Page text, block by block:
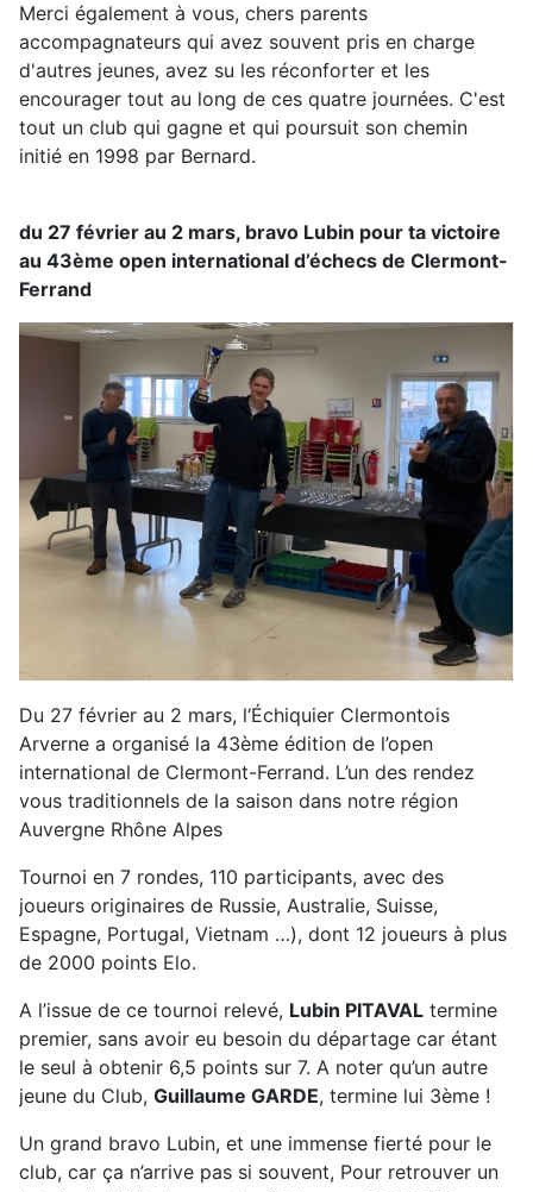
Merci également à vous, chers parents
accompagnateurs qui avez souvent pris en charge
d'autres jeunes, avez su les réconforter et les
encourager tout au long de ces quatre journées. C'est
tout un club qui gagne et qui poursuit son chemin
initié en 1998 par Bernard.
du 27 février au 2 mars, bravo Lubin pour ta victoire
au 43ème open international d’échecs de Clermont-
Ferrand
Du 27 février au 2 mars, l‘Échiquier Clermontois
Arverne a organisé la 43ème édition de l’open
international de Clermont-Ferrand. L’un des rendez
vous traditionnels de la saison dans notre région
Auvergne Rhône Alpes
Tournoi en 7 rondes, 110 participants, avec des
joueurs originaires de Russie, Australie, Suisse,
Espagne, Portugal, Vietnam …), dont 12 joueurs à plus
de 2000 points Elo.
A l’issue de ce tournoi relevé, Lubin PITAVAL termine
premier, sans avoir eu besoin du départage car étant
le seul à obtenir 6,5 points sur 7. A noter qu’un autre
jeune du Club, Guillaume GARDE, termine lui 3ème !
Un grand bravo Lubin, et une immense fierté pour le
club, car ça n’arrive pas si souvent, Pour retrouver un